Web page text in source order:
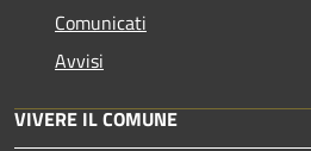
Comunicati
Avvisi
VIVERE IL COMUNE